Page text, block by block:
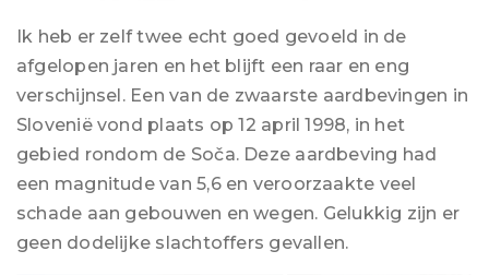
Ik heb er zelf twee echt goed gevoeld in de
afgelopen jaren en het blijft een raar en eng
verschijnsel. Een van de zwaarste aardbevingen in
Slovenië vond plaats op 12 april 1998, in het
gebied rondom de Soča. Deze aardbeving had
een magnitude van 5,6 en veroorzaakte veel
schade aan gebouwen en wegen. Gelukkig zijn er
geen dodelijke slachtoffers gevallen.